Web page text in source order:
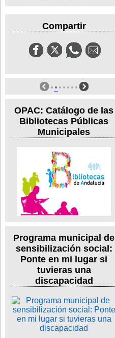
Compartir
OPAC: Catálogo de las
Bibliotecas Públicas
Municipales
Programa municipal de
sensibilización social:
Ponte en mi lugar si
tuvieras una
discapacidad